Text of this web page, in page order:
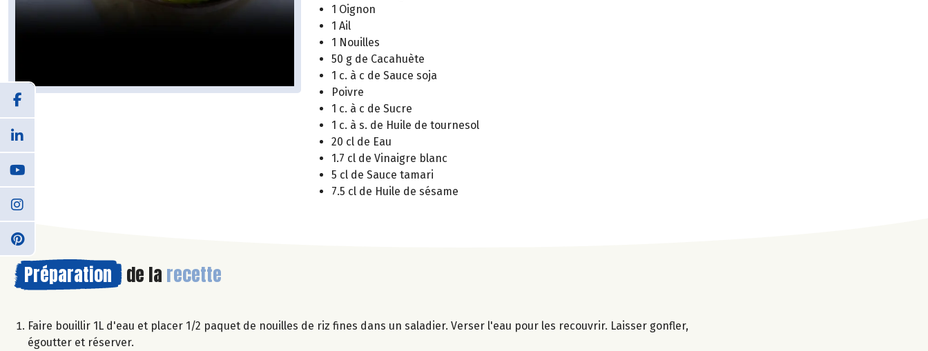
1 Oignon
1 Ail
1 Nouilles
50 g de Cacahuète
1 c. à c de Sauce soja
Poivre
1 c. à c de Sucre
1 c. à s. de Huile de tournesol
20 cl de Eau
1.7 cl de Vinaigre blanc
5 cl de Sauce tamari
7.5 cl de Huile de sésame
Préparation de la recette
Faire bouillir 1L d'eau et placer 1/2 paquet de nouilles de riz fines dans un saladier. Verser l'eau pour les recouvrir. Laisser gonfler,
égoutter et réserver.